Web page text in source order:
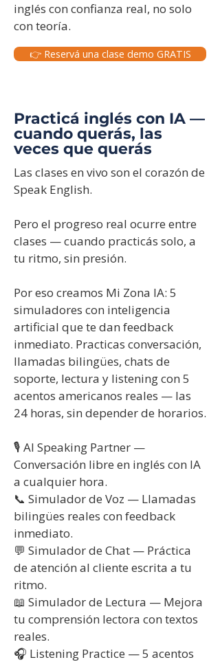
inglés con confianza real, no solo
con teoría.
👉 Reservá una clase demo GRATIS
Practicá inglés con IA —
cuando querás, las
veces que querás
Las clases en vivo son el corazón de
Speak English.
Pero el progreso real ocurre entre
clases — cuando practicás solo, a
tu ritmo, sin presión.
Por eso creamos Mi Zona IA: 5
simuladores con inteligencia
artificial que te dan feedback
inmediato. Practicas conversación,
llamadas bilingües, chats de
soporte, lectura y listening con 5
acentos americanos reales — las
24 horas, sin depender de horarios.
🎙️ AI Speaking Partner —
Conversación libre en inglés con IA
a cualquier hora.
📞 Simulador de Voz — Llamadas
bilingües reales con feedback
inmediato.
💬 Simulador de Chat — Práctica
de atención al cliente escrita a tu
ritmo.
📖 Simulador de Lectura — Mejora
tu comprensión lectora con textos
reales.
🎧 Listening Practice — 5 acentos